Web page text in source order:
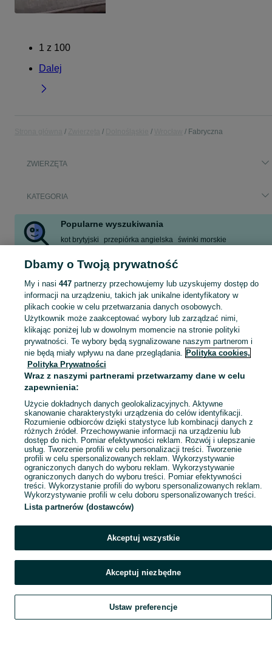
1 z 100
Dalej
Fabryczna
ZWIERZĘTA
KATEGORIA
Popularne wyszukiwania
kot brytyjski przepiórka angielska świnki morskie
Zobacz Więcej
Szukasz zwierzaka lub czegoś dla niego? ▶️ Przeglądaj kategorię Zwierzęta na OLX Wrocław i znajdź to, czego potrzebujesz w atrakcyjnych cenach!
Mapa kategorii
Mapa miejscowości
Mapa ministron
Popularne wyszukiwania
Szukaj Obserwujesz Dodaj Czat Konto
Dbamy o Twoją prywatność
My i nasi 447partnerzy przechowujemy lub uzyskujemy dostęp do
informacji na urządzeniu, takich jak unikalne identyfikatory w
plikach cookie w celu przetwarzania danych osobowych.
Użytkownik może zaakceptować wybory lub zarządzać nimi,
klikając poniżej lub w dowolnym momencie na stronie polityki
prywatności. Te wybory będą sygnalizowane naszym partnerom i
nie będą miały wpływu na dane przeglądania. Polityka cookies,
Polityka Prywatności
Wraz z naszymi partnerami przetwarzamy dane w celu
zapewnienia:
Użycie dokładnych danych geolokalizacyjnych. Aktywne
skanowanie charakterystyki urządzenia do celów identyfikacji.
Rozumienie odbiorców dzięki statystyce lub kombinacji danych z
różnych źródeł. Przechowywanie informacji na urządzeniu lub
dostęp do nich. Pomiar efektywności reklam. Rozwój i ulepszanie
usług. Tworzenie profili w celu personalizacji treści. Tworzenie
profili w celu spersonalizowanych reklam. Wykorzystywanie
ograniczonych danych do wyboru reklam. Wykorzystywanie
ograniczonych danych do wyboru treści. Pomiar efektywności
treści. Wykorzystanie profili do wyboru spersonalizowanych reklam.
Wykorzystywanie profili w celu doboru spersonalizowanych treści.
Lista partnerów (dostawców)
Akceptuj wszystkie
Akceptuj niezbędne
Ustaw preferencje